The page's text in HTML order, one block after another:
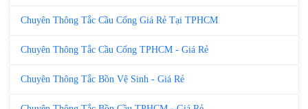
Chuyên Thông Tắc Cầu Cống Giá Rẻ Tại TPHCM
Chuyên Thông Tắc Cầu Cống TPHCM - Giá Rẻ
Chuyên Thông Tắc Bồn Vệ Sinh - Giá Rẻ